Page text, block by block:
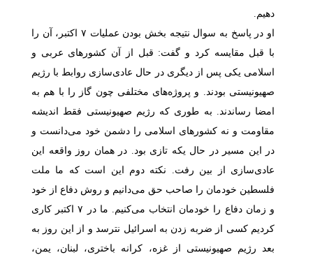
دهیم.
او در پاسخ به سوال نتیجه بخش بودن عملیات۷ اکتبر، آن را
با قبل مقایسه کرد و گفت: قبل از آن کشورهای عربی و
اسلامی یکی پس از دیگری در حال عادی‌سازی روابط با رژیم
صهیونیستی بودند. و پروژه‌های مختلفی چون گاز را با هم به
امضا رساندند. به طوری که رژیم صهیونیستی فقط اندیشه
مقاومت و نه کشورهای اسلامی را دشمن خود می‌دانست و
در این مسیر در حال یکه تازی بود. در همان روز واقعه این
عادی‌سازی از بین رفت. نکته دوم این است که ما ملت
فلسطین خودمان را صاحب حق می‌دانیم و روش دفاع از خود
و زمان دفاع را خودمان انتخاب می‌کنیم. ما در۷
اکتبر کاری
کردیم کسی از ضربه زدن به اسرائیل نترسد و از این روز به
بعد رژیم صهیونیستی از غزه، کرانه باختری، لبنان، یمن،